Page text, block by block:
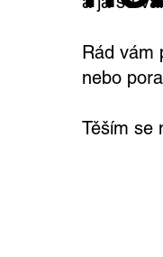
Rád vám
nebo
Těším se